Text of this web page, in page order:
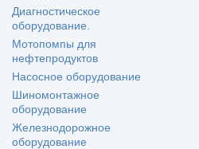
Диагностическое
оборудование.
Мотопомпы для
нефтепродуктов
Насосное оборудование
Шиномонтажное
оборудование
Железнодорожное
оборудование